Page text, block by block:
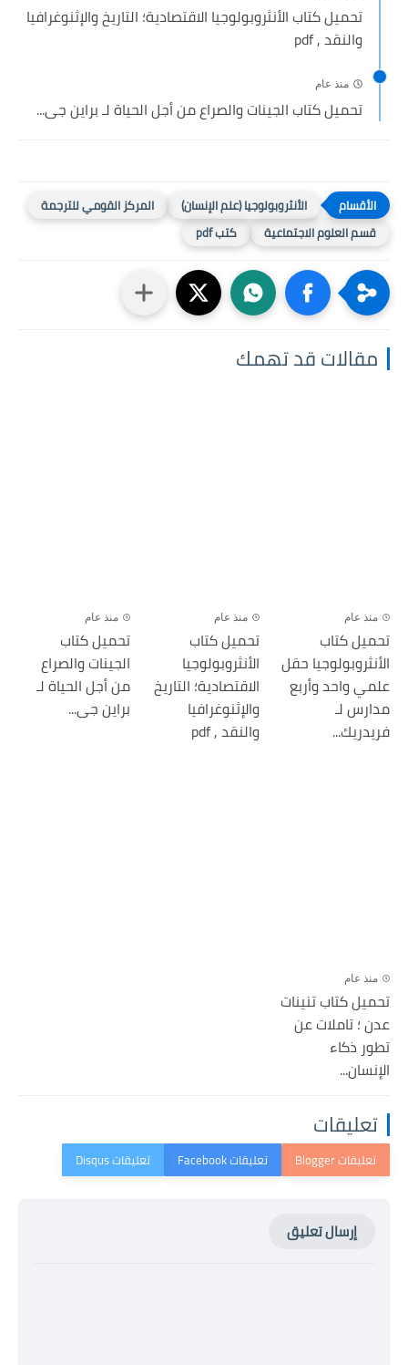
تحميل كتاب الأنثروبولوجيا الاقتصادية؛ التاريخ والإثنوغرافيا
والنقد , pdf
منذ عام
تحميل كتاب الجينات والصراع من أجل الحياة لـ براین جی...
الأنثروبولوجيا (علم الإنسان)
المركز القومي للترجمة
قسم العلوم الاجتماعية
كتب pdf
مقالات قد تهمك
منذ عام
تحميل كتاب
الأنثروبولوجيا حقل
علمي واحد وأربع
مدارس لـ
فريدريك...
منذ عام
تحميل كتاب
الأنثروبولوجيا
الاقتصادية؛ التاريخ
والإثنوغرافيا
والنقد , pdf
منذ عام
تحميل كتاب
الجينات والصراع
من أجل الحياة لـ
براین جی...
منذ عام
تحميل كتاب تنينات
عدن ؛ تاملات عن
تطور ذكاء
الإنسان...
تعليقات
إرسال تعليق